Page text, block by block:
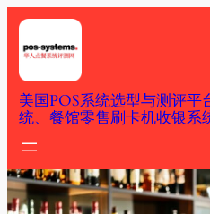
Skip
content
美国POS系统选型与测评
统、餐馆零售刷卡机收银系